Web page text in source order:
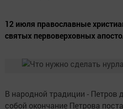
12 июля православные
святых первоверховных
В народной традиции - Петров
собой окончание Петрова